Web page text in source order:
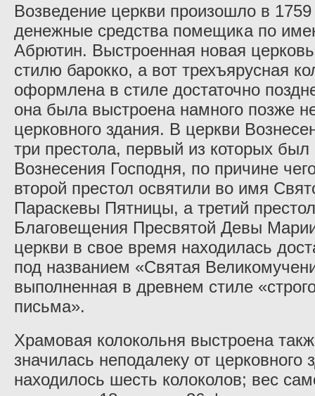
Возведение церкви произошло в
денежные средства помещика по
Абрютин. Выстроенная новая
стилю барокко, а вот трехъярусная
оформлена в стиле достаточно
она была выстроена намного позже
церковного здания. В церкви
три престола, первый из которых
Вознесения Господня, по причине
второй престол освятили во имя
Параскевы Пятницы, а третий
Благовещения Пресвятой Девы
церкви в свое время находилась
под названием «Святая
выполненная в древнем стиле
письма».
Храмовая колокольня выстроена
значилась неподалеку от церковного
находилось шесть колоколов; вес